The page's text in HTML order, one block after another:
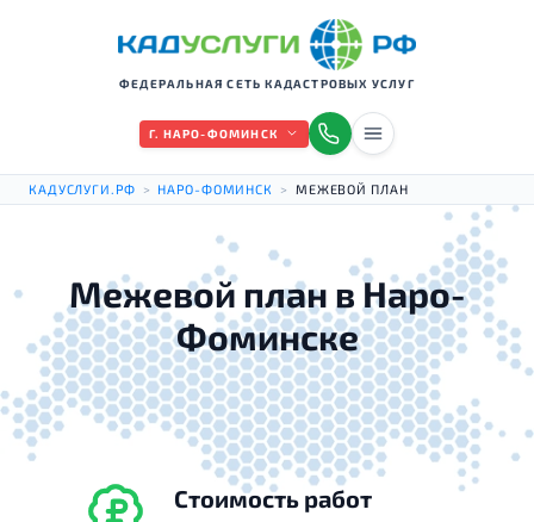
ФЕДЕРАЛЬНАЯ СЕТЬ КАДАСТРОВЫХ УСЛУГ
Г. НАРО-ФОМИНСК
КАДУСЛУГИ.РФ > НАРО-ФОМИНСК > МЕЖЕВОЙ ПЛАН
Межевой план в Наро-
Фоминске
Стоимость работ